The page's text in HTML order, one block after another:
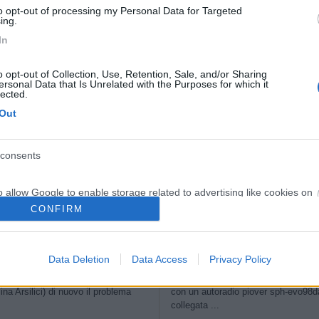
opt-out of processing my Personal Data for Targeted
opt-out of Collection, Use, Retention, Sale, and/or Sharing
Data that Is Unrelated with the Purposes for which it
allow Google to enable storage related to advertising like cookies on
identifiers in apps.
allow Google to send me personalized advertising.
CONFIRM
Data Deletion Data Access Privacy Policy
ste barre a led, e mi se dire se meritano la spesa o
Meccanica Cellula Accessori Eventi Leggi Comportamenti
ABITATIVA
linea luci cellula
Arsilici) di nuovo il problema
CELLULA ABITATIVA
con un autoradio piover sph-
collegata ...